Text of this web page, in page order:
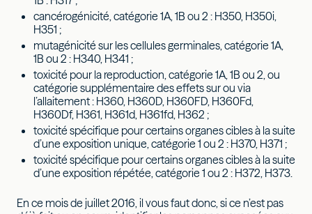
cancérogénicité, catégorie 1A, 1B ou 2 : H350, H350i,
H351 ;
mutagénicité sur les cellules germinales, catégorie 1A,
1B ou 2 : H340, H341 ;
toxicité pour la reproduction, catégorie 1A, 1B ou 2, ou
catégorie supplémentaire des effets sur ou via
l’allaitement : H360, H360D, H360FD, H360Fd,
H360Df, H361, H361d, H361fd, H362 ;
toxicité spécifique pour certains organes cibles à la suite
d’une exposition unique, catégorie 1 ou 2 : H370, H371 ;
toxicité spécifique pour certains organes cibles à la suite
d’une exposition répétée, catégorie 1 ou 2 : H372, H373.
En ce mois de juillet 2016, il vous faut donc, si ce n’est pas